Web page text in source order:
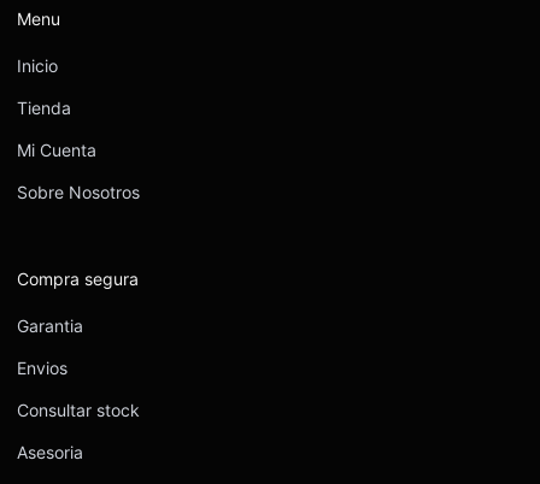
Menu
Inicio
Tienda
Mi Cuenta
Sobre Nosotros
Compra segura
Garantia
Envios
Consultar stock
Asesoria